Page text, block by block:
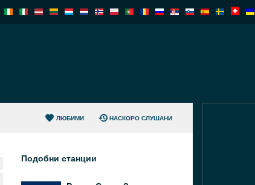
ЛЮБИМИ НАСКОРО СЛУШАНИ
Подобни станции